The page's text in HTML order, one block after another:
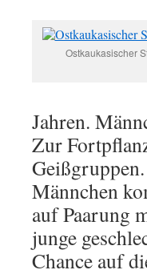
Ostkaukasischer
Jahren.
Zur
Männchen
auf Paarung
junge
Chance auf